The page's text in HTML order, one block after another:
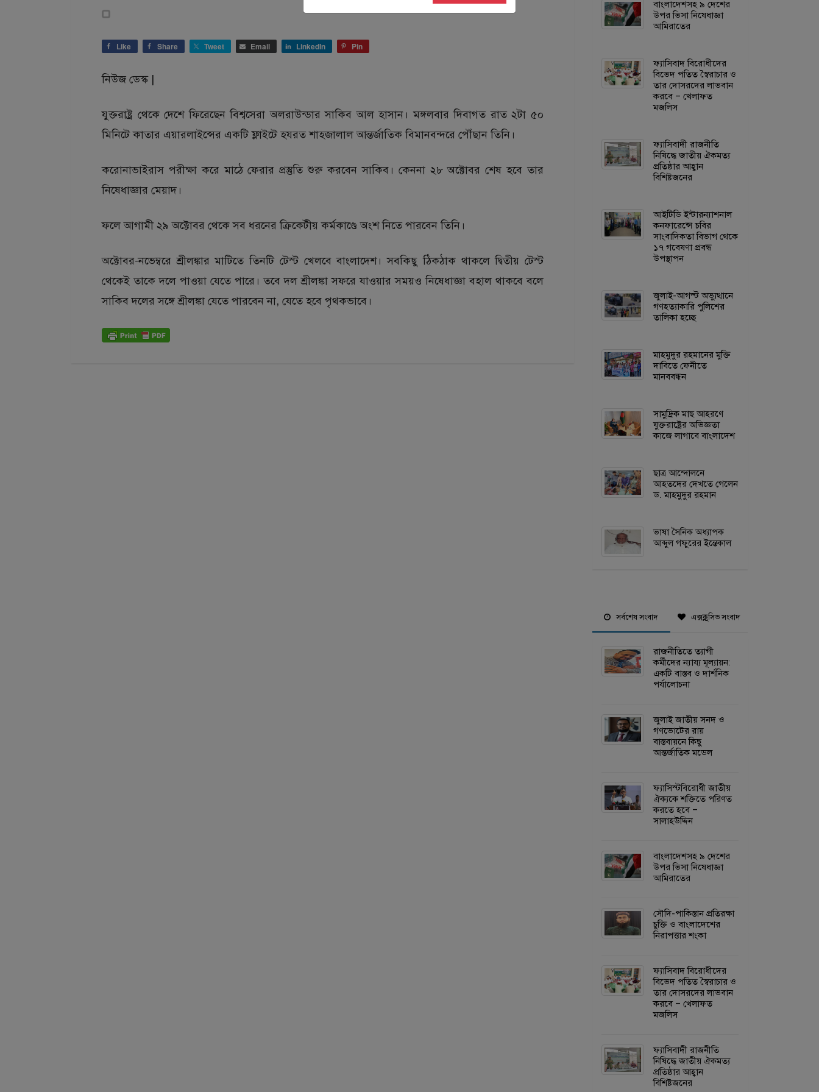
Like Share Tweet Email LinkedIn Pin
নিউজ ডেস্ক |
যুক্তরাষ্ট্র থেকে দেশে ফিরেছেন বিশ্বসেরা অলরাউন্ডার সাকিব আল হাসান। মঙ্গলবার দিবাগত রাত ২টা ৫০
মিনিটে কাতার এয়ারলাইন্সের একটি ফ্লাইটে হযরত শাহজালাল আন্তর্জাতিক বিমানবন্দরে পৌঁছান তিনি।
করোনাভাইরাস পরীক্ষা করে মাঠে ফেরার প্রস্তুতি শুরু করবেন সাকিব। কেননা ২৮ অক্টোবর শেষ হবে তার
নিষেধাজ্ঞার মেয়াদ।
ফলে আগামী ২৯ অক্টোবর থেকে সব ধরনের ক্রিকেটীয় কর্মকাণ্ডে অংশ নিতে পারবেন তিনি।
অক্টোবর-নভেম্বরে শ্রীলঙ্কার মাটিতে তিনটি টেস্ট খেলবে বাংলাদেশ। সবকিছু ঠিকঠাক থাকলে দ্বিতীয় টেস্ট
থেকেই তাকে দলে পাওয়া যেতে পারে। তবে দল শ্রীলঙ্কা সফরে যাওয়ার সময়ও নিষেধাজ্ঞা বহাল থাকবে বলে
সাকিব দলের সঙ্গে শ্রীলঙ্কা যেতে পারবেন না, যেতে হবে পৃথকভাবে।
বাংলাদেশসহ ৯ দেশের
উপর ভিসা নিষেধাজ্ঞা
আমিরাতের
ফ্যাসিবাদ বিরোধীদের
বিভেদ পতিত স্বৈরাচার ও
তার দোসরদের লাভবান
করবে – খেলাফত
মজলিস
ফ্যাসিবাদী রাজনীতি
নিষিদ্ধে জাতীয় ঐকমত্য
প্রতিষ্ঠার আহ্বান
বিশিষ্টজনের
আইটিডি ইন্টারন্যাশনাল
কনফারেন্সে চবির
সাংবাদিকতা বিভাগ থেকে
১৭ গবেষণা প্রবন্ধ
উপস্থাপন
জুলাই-আগস্ট অভ্যুত্থানে
গণহত্যাকারি পুলিশের
তালিকা হচ্ছে
মাহমুদুর রহমানের মুক্তি
দাবিতে ফেনীতে
মানববন্ধন
সামুদ্রিক মাছ আহরণে
যুক্তরাষ্ট্রের অভিজ্ঞতা
কাজে লাগাবে বাংলাদেশ
ছাত্র আন্দোলনে
আহতদের দেখতে গেলেন
ড. মাহমুদুর রহমান
ভাষা সৈনিক অধ্যাপক
আব্দুল গফুরের ইন্তেকাল
সর্বশেষ সংবাদ এক্সক্লুসিভ সংবাদ
রাজনীতিতে ত্যাগী
কর্মীদের ন্যায্য মূল্যায়ন:
একটি বাস্তব ও দার্শনিক
পর্যালোচনা
জুলাই জাতীয় সনদ ও
গণভোটের রায়
বাস্তবায়নে কিছু
আন্তর্জাতিক মডেল
ফ্যাসিস্টবিরোধী জাতীয়
ঐক্যকে শক্তিতে পরিণত
করতে হবে –
সালাহউদ্দিন
বাংলাদেশসহ ৯ দেশের
উপর ভিসা নিষেধাজ্ঞা
আমিরাতের
সৌদি-পাকিস্তান প্রতিরক্ষা
চুক্তি ও বাংলাদেশের
নিরাপত্তার শংকা
ফ্যাসিবাদ বিরোধীদের
বিভেদ পতিত স্বৈরাচার ও
তার দোসরদের লাভবান
করবে – খেলাফত
মজলিস
ফ্যাসিবাদী রাজনীতি
নিষিদ্ধে জাতীয় ঐকমত্য
প্রতিষ্ঠার আহ্বান
বিশিষ্টজনের